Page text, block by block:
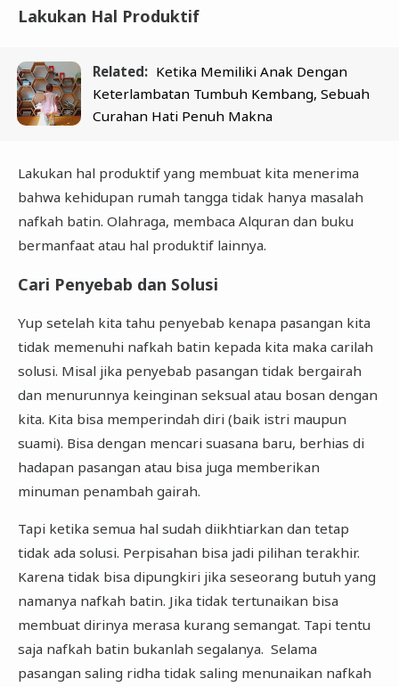
Lakukan Hal Produktif
Related: Ketika Memiliki Anak Dengan
Keterlambatan Tumbuh Kembang, Sebuah
Curahan Hati Penuh Makna
Lakukan hal produktif yang membuat kita menerima
bahwa kehidupan rumah tangga tidak hanya masalah
nafkah batin. Olahraga, membaca Alquran dan buku
bermanfaat atau hal produktif lainnya.
Cari Penyebab dan Solusi
Yup setelah kita tahu penyebab kenapa pasangan kita
tidak memenuhi nafkah batin kepada kita maka carilah
solusi. Misal jika penyebab pasangan tidak bergairah
dan menurunnya keinginan seksual atau bosan dengan
kita. Kita bisa memperindah diri (baik istri maupun
suami). Bisa dengan mencari suasana baru, berhias di
hadapan pasangan atau bisa juga memberikan
minuman penambah gairah.
Tapi ketika semua hal sudah diikhtiarkan dan tetap
tidak ada solusi. Perpisahan bisa jadi pilihan terakhir.
Karena tidak bisa dipungkiri jika seseorang butuh yang
namanya nafkah batin. Jika tidak tertunaikan bisa
membuat dirinya merasa kurang semangat. Tapi tentu
saja nafkah batin bukanlah segalanya. Selama
pasangan saling ridha tidak saling menunaikan nafkah